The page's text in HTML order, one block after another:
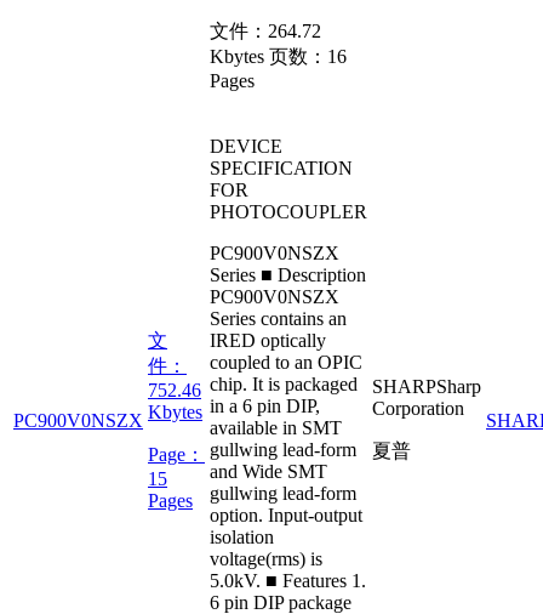
文件： 264.72
Kbytes 页数： 16
Pages
PC900V0NSZX
文
件：
752.46
Kbytes
Page：
15
Pages
DEVICE
SPECIFICATION
FOR
PHOTOCOUPLER
PC900V0NSZX
Series ■ Description
PC900V0NSZX
Series contains an
IRED optically
coupled to an OPIC
chip. It is packaged
in a 6 pin DIP,
available in SMT
gullwing lead-form
and Wide SMT
gullwing lead-form
option. Input-output
isolation
voltage(rms) is
5.0kV. ■ Features 1.
6 pin DIP package
SHARPSharp
Corporation
夏普